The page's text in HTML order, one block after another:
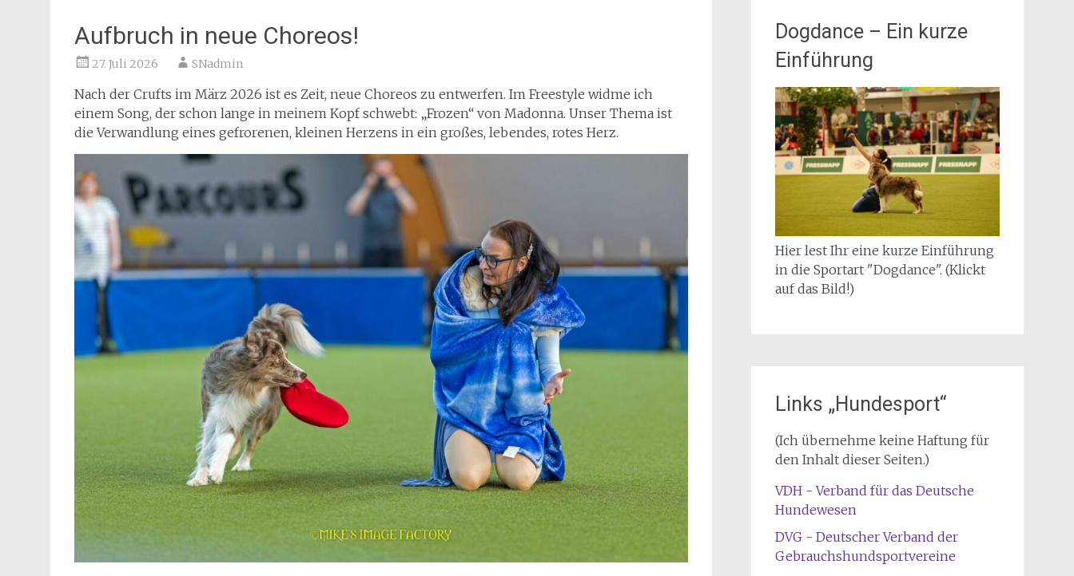
Aufbruch in neue Choreos!
27. Juli 2026 SNadmin
Nach der Crufts im März 2026 ist es Zeit, neue Choreos zu entwerfen. Im Freestyle widme ich
einem Song, der schon lange in meinem Kopf schwebt: „Frozen“ von Madonna. Unser Thema ist
die Verwandlung eines gefrorenen, kleinen Herzens in ein großes, lebendes, rotes Herz.
Dogdance – Ein kurze
Einführung
Hier lest Ihr eine kurze Einführung
in die Sportart "Dogdance". (Klickt
auf das Bild!)
Links „Hundesport“
(Ich übernehme keine Haftung für
den Inhalt dieser Seiten.)
VDH - Verband für das Deutsche
Hundewesen
DVG - Deutscher Verband der
Gebrauchshundsportvereine